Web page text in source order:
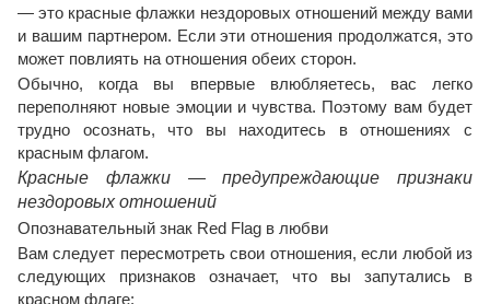
— это красные флажки нездоровых отношений между вами
и вашим партнером. Если эти отношения продолжатся, это
может повлиять на отношения обеих сторон.
Обычно, когда вы впервые влюбляетесь, вас легко
переполняют новые эмоции и чувства. Поэтому вам будет
трудно осознать, что вы находитесь в отношениях с
красным флагом.
Красные флажки — предупреждающие признаки
нездоровых отношений
Опознавательный знак Red Flag в любви
Вам следует пересмотреть свои отношения, если любой из
следующих признаков означает, что вы запутались в
красном флаге: